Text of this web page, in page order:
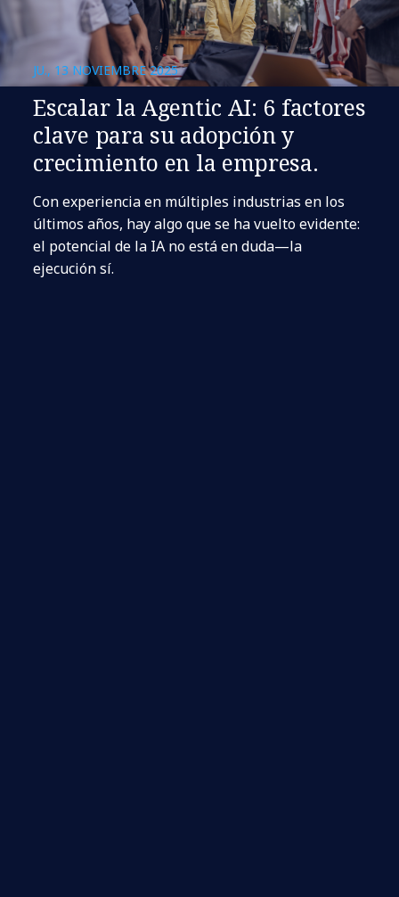
JU., 13 NOVIEMBRE 2025
Escalar la Agentic AI: 6 factores
clave para su adopción y
crecimiento en la empresa.
Con experiencia en múltiples industrias en los
últimos años, hay algo que se ha vuelto evidente:
el potencial de la IA no está en duda—la
ejecución sí.